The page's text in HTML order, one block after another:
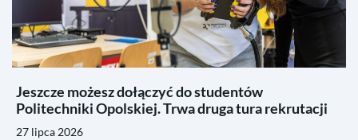
Jeszcze możesz dołączyć do studentów
Politechniki Opolskiej. Trwa druga tura rekrutacji
27 lipca 2026